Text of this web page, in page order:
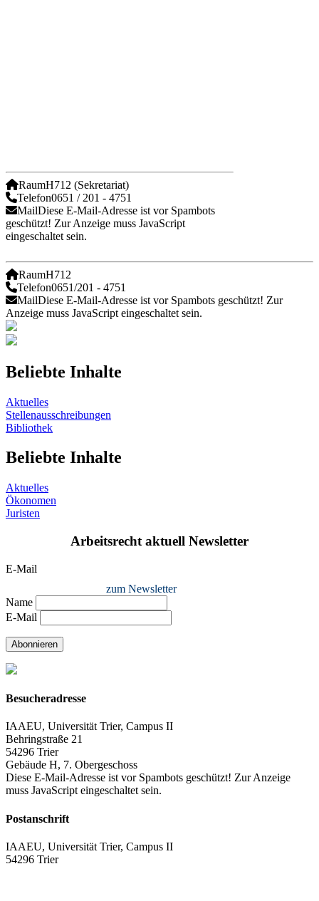
RaumH712 (Sekretariat)
Telefon0651 / 201 - 4751
MailDiese E-Mail-Adresse ist vor Spambots
geschützt! Zur Anzeige muss JavaScript
eingeschaltet sein.
RaumH712
Telefon0651/201 - 4751
MailDiese E-Mail-Adresse ist vor Spambots geschützt! Zur
Anzeige muss JavaScript eingeschaltet sein.
Beliebte Inhalte
Aktuelles
Stellenausschreibungen
Bibliothek
Beliebte Inhalte
Aktuelles
Ökonomen
Juristen
Arbeitsrecht aktuell Newsletter
E-Mail
zum Newsletter
Name
E-Mail
Abonnieren
Besucheradresse
IAAEU, Universität Trier, Campus II
Behringstraße 21
54296 Trier
Gebäude H, 7. Obergeschoss
Diese E-Mail-Adresse ist vor Spambots geschützt! Zur Anzeige
muss JavaScript eingeschaltet sein.
Postanschrift
IAAEU, Universität Trier, Campus II
54296 Trier